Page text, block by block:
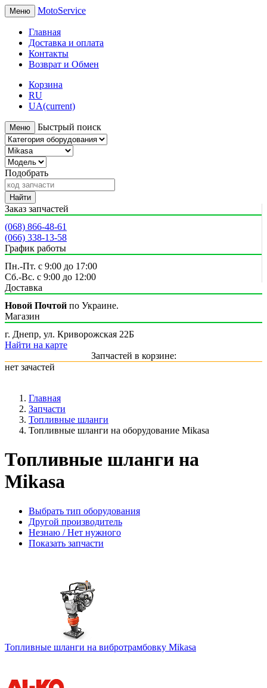
Меню MotoService
Главная
Доставка и оплата
Контакты
Возврат и Обмен
Корзина
RU
UA(current)
Меню Быстрый поиск
Подобрать
Найти
Заказ запчастей
(068) 866-48-61
(066) 338-13-58
График работы
Пн.-Пт. с 9:00 до 17:00
Сб.-Вс. с 9:00 до 12:00
Доставка
Новой Почтой по Украине.
Магазин
г. Днепр, ул. Криворожская 22Б
Найти на карте
Запчастей в корзине:
нет зачастей
Главная
Запчасти
Топливные шланги
Топливные шланги на оборудование Mikasa
Топливные шланги на
Mikasa
Выбрать тип оборудования
Другой производитель
Незнаю / Нет нужного
Показать запчасти
Топливные шланги на вибротрамбовку Mikasa